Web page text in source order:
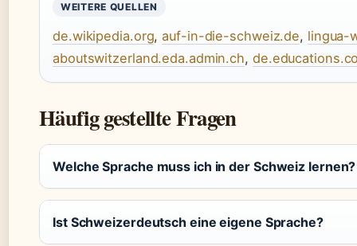
WEITERE QUELLEN
de.wikipedia.org,auf-in-die-schweiz.de, lingua-
aboutswitzerland.eda.admin.ch,
Häufig gestellte Fragen
Welche Sprache muss ich in der Schweiz lernen?
Ist Schweizerdeutsch eine eigene Sprache?